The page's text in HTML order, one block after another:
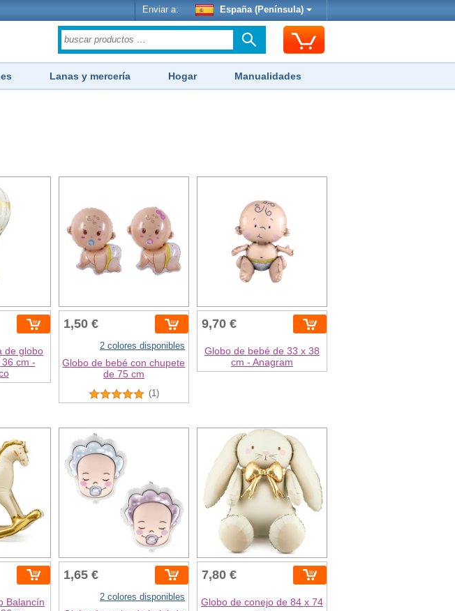
Enviar a: España (Península)
Lanas y mercería Hogar Manualidades
de globo
cm -
1,50 €
2 colores disponibles
Globo de bebé con chupete
de 75 cm
(1)
9,70 €
Globo de bebé de 33 x 38
cm - Anagram
Balancín
1,65 €
2 colores disponibles
7,80 €
Globo de conejo de 84 x 74